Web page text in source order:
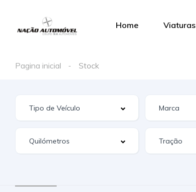
Home Viaturas
Pagina inicial Stock